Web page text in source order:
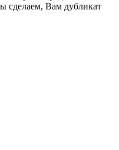
сделаем, Вам дубликат